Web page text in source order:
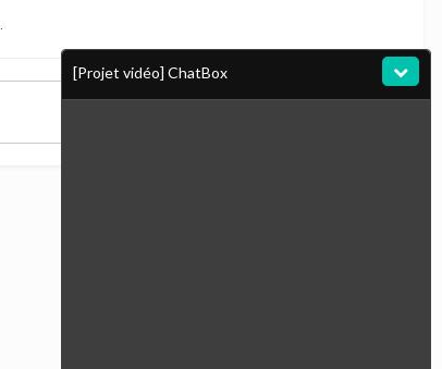
[Projet vidéo] ChatBox